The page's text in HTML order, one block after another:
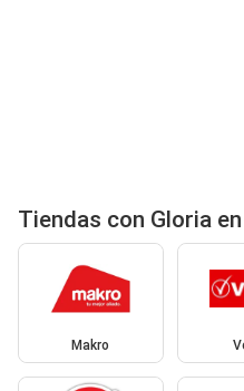
Tiendas con Gloria
Makro